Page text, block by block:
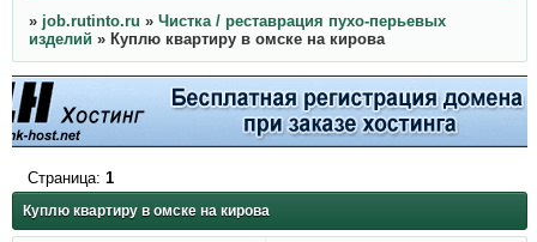
» job.rutinto.ru » Чистка / реставрация пухо-перьевых
изделий » Куплю квартиру в омске на кирова
Куплю квартиру в омске на кирова
Страница: 1